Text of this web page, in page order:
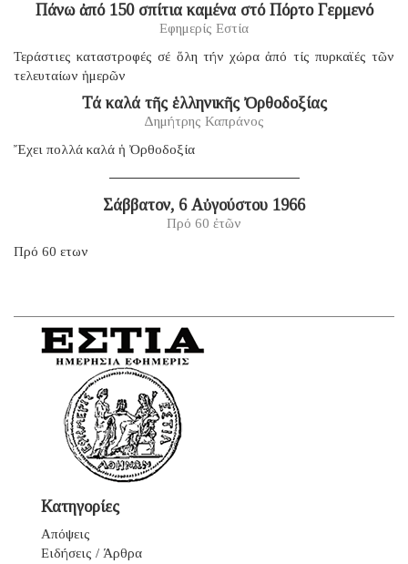
Πάνω ἀπό 150 σπίτια καμένα στό Πόρτο Γερμενό
Εφημερίς Εστία
Τεράστιες καταστροφές σέ ὅλη τήν χώρα ἀπό τίς πυρκαϊές τῶν
τελευταίων ἡμερῶν
Τά καλά τῆς ἑλληνικῆς Ὀρθοδοξίας
Δημήτρης Καπράνος
Ἔχει πολλά καλά ἡ Ὀρθοδοξία
Σάββατον, 6 Αὐγούστου 1966
Πρό 60 ἐτῶν
Πρό 60 ετων
Κατηγορίες
Απόψεις
Ειδήσεις / Άρθρα